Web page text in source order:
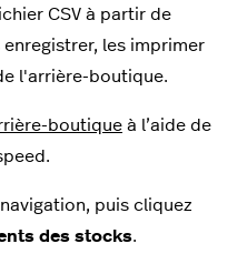
CSV à partir de
les imprimer
l'arrière-boutique.
boutique à l’aide de
puis cliquez
des stocks.